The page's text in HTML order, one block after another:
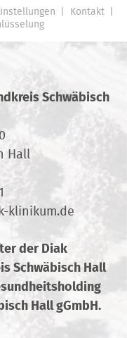
Test
in
eine
am darauf
Messung
wird dann
wir die für
die
diese
jeweils ca.
Kontakt
Schwäbisch
Hall
klinikum.de
der Diak
Schwäbisch Hall
Hall gGmbH.